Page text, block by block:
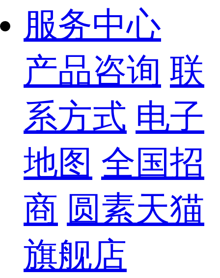
服务中心
产品咨询 联
系方式 电子
地图 全国招
商 圆素天猫
旗舰店